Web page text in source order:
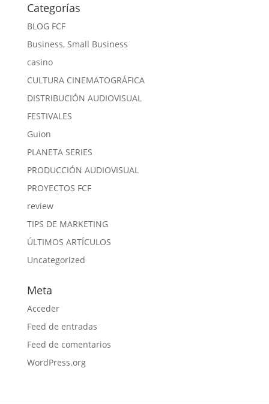
Categorías
BLOG FCF
Business, Small Business
casino
CULTURA CINEMATOGRÁFICA
DISTRIBUCIÓN AUDIOVISUAL
FESTIVALES
Guion
PLANETA SERIES
PRODUCCIÓN AUDIOVISUAL
PROYECTOS FCF
review
TIPS DE MARKETING
ÚLTIMOS ARTÍCULOS
Uncategorized
Meta
Acceder
Feed de entradas
Feed de comentarios
WordPress.org